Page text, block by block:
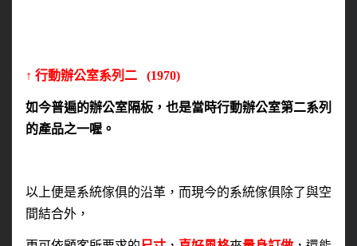
↑ 行動辦公室系列二 (1970)
如今普遍的辦公室隔板，也是當時行動辦公室第二系列
的產品之一喔。
以上便是系統傢俱的沿革，而現今的系統傢俱除了與空
間結合外，